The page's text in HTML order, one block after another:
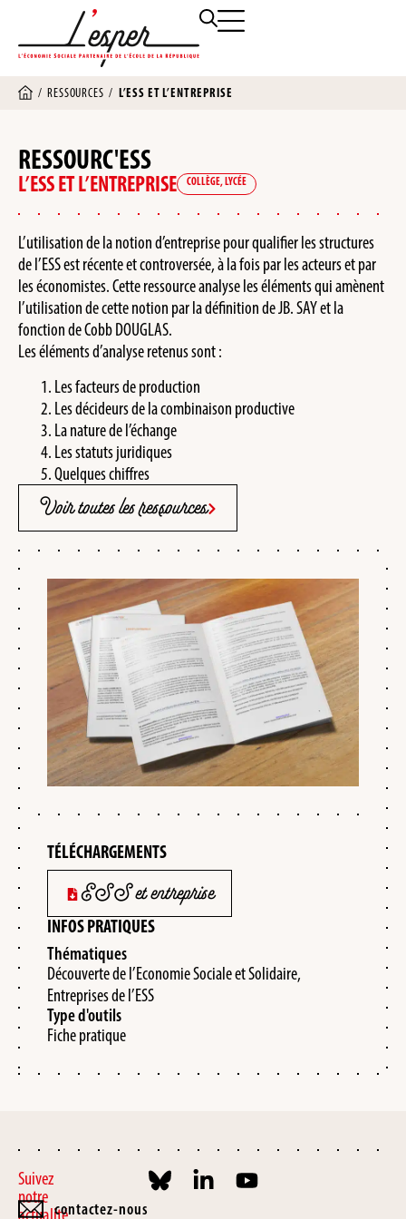
/RESSOURCES / L’ESS ET L’ENTREPRISE
RESSOURC'ESS
L’ESS ET L’ENTREPRISE COLLÈGE, LYCÉE
L’utilisation de la notion d’entreprise pour qualifier les structures
de l’ESS est récente et controversée, à la fois par les acteurs et par
les économistes. Cette ressource analyse les éléments qui amènent
l’utilisation de cette notion par la définition de JB. SAY et la
fonction de Cobb DOUGLAS.
Les éléments d’analyse retenus sont :
Les facteurs de production
Les décideurs de la combinaison productive
La nature de l’échange
Les statuts juridiques
Quelques chiffres
Voir toutes les ressources
TÉLÉCHARGEMENTS
ESS et entreprise
INFOS PRATIQUES
Thématiques
Découverte de l’Economie Sociale et Solidaire,
Entreprises de l’ESS
Type d'outils
Fiche pratique
Suivez
notre
actualité,contactez-nous